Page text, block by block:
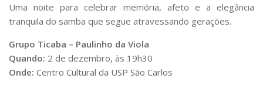
Conselho Gestor
Notícias e Eventos
Informações para ingressantes
Uma noite para celebrar memória, afeto e a elegância
tranquila do samba que segue atravessando gerações.
Grupo Ticaba – Paulinho da Viola
Quando: 2 de dezembro, às 19h30
Onde: Centro Cultural da USP São Carlos